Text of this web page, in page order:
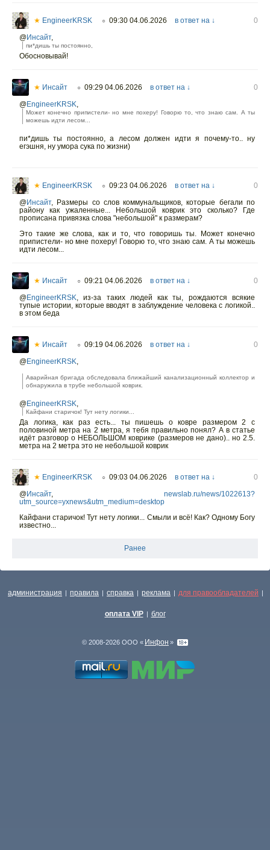
★ EngineerKRSK ○ 09:30 04.06.2026 в ответ на ↓
0
@Инсайт,
пи*дишь ты постоянно,
Обосновывай!
★ Инсайт ○ 09:29 04.06.2026 в ответ на ↓
0
@EngineerKRSK,
Может конечно припистели- но мне похеру! Говорю то, что знаю сам. А ты
можешь идти лесом...
пи*дишь ты постоянно, а лесом должен идти я почему-то.. ну
егэшня, ну умора сука по жизни)
★ EngineerKRSK ○ 09:23 04.06.2026 в ответ на ↓
0
@Инсайт, Размеры со слов коммунальщиков, которые бегали по
району как ужаленные... Небольшой коврик это сколько? Где
прописана привязка слова "небольшой" к размерам?
Это такие же слова, как и то, что говоришь ты. Может конечно
припистели- но мне похеру! Говорю то, что знаю сам. А ты можешь
идти лесом...
★ Инсайт ○ 09:21 04.06.2026 в ответ на ↓
0
@EngineerKRSK, из-за таких людей как ты, рождаются всякие
тупые истории, которые вводят в заблуждение человека с логикой..
в этом беда
★ Инсайт ○ 09:19 04.06.2026 в ответ на ↓
0
@EngineerKRSK,
Аварийная бригада обследовала ближайший канализационный коллектор и
обнаружила в трубе небольшой коврик.
@EngineerKRSK,
Кайфани старичок! Тут нету логики...
Да логика, как раз есть... ты пишешь о ковре размером 2 с
половиной метра на 2 метра, я тебя правильно понял? А в статье
идёт разговор о НЕБОЛЬШОМ коврике (размеров не дано).. но 2.5.
метра на 2 метра это не небольшой коврик
★ EngineerKRSK ○ 09:03 04.06.2026 в ответ на ↓
0
@Инсайт,
newslab.ru/news/1022613?
utm_source=yxnews&utm_medium=desktop
Кайфани старичок! Тут нету логики... Смыли и всё! Как? Одному Богу
известно...
Ранее
администрация | правила | справка | реклама | для правообладателей |
оплата VIP | блог
© 2008-2026 ООО « Инфон »